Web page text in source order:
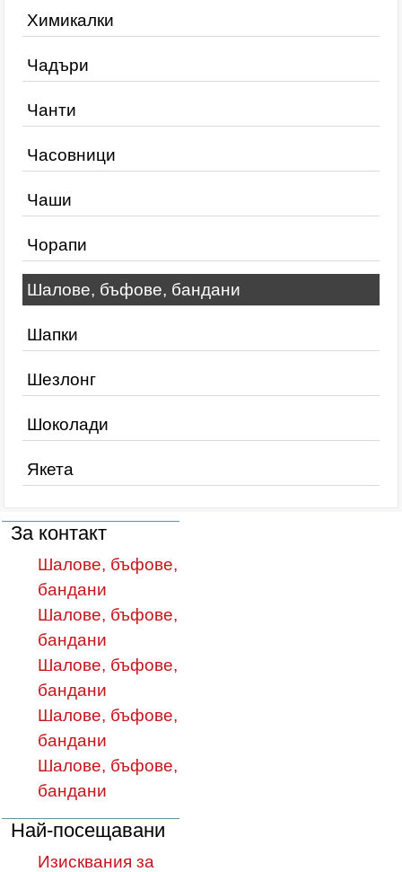
Химикалки
Чадъри
Чанти
Часовници
Чаши
Чорапи
Шалове, бъфове, бандани
Шапки
Шезлонг
Шоколади
Якета
За контакт
Шалове, бъфове,
бандани
Шалове, бъфове,
бандани
Шалове, бъфове,
бандани
Шалове, бъфове,
бандани
Шалове, бъфове,
бандани
Най-посещавани
Изисквания за